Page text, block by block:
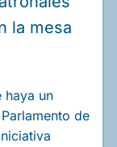
la mesa
haya un
de